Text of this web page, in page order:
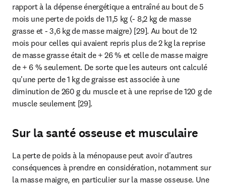
rapport à la dépense énergétique a entraîné au bout de 5
mois une perte de poids de 11,5 kg (- 8,2 kg de masse
grasse et - 3,6 kg de masse maigre) [29]. Au bout de 12
mois pour celles qui avaient repris plus de 2 kg la reprise
de masse grasse était de + 26 % et celle de masse maigre
de + 6 % seulement. De sorte que les auteurs ont calculé
qu'une perte de 1 kg de graisse est associée à une
diminution de 260 g du muscle et à une reprise de 120 g de
muscle seulement [29].
Sur la santé osseuse et musculaire
La perte de poids à la ménopause peut avoir d'autres
conséquences à prendre en considération, notamment sur
la masse maigre, en particulier sur la masse osseuse. Une